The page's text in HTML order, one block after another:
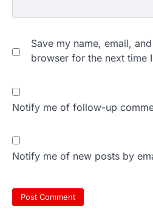
Save my name, email,
browser for the next time
Notify me of follow-up
Notify me of new posts by